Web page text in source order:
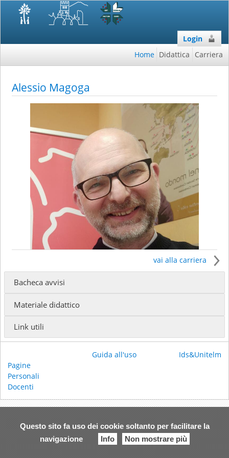
Questo sito fa uso dei cookie soltanto per facilitare la
navigazione
Info Non mostrare più
Login
Home Didattica Carriera
Alessio Magoga
ISSR GIOVANNI PAOLO I - Baccalaureato in Scienze
alessio.magoga.1969@gmail.com
vai alla carriera
Bacheca avvisi
Materiale didattico
Link utili
Pagine
Personali
Docenti
Guida all'uso Ids&Unitelm